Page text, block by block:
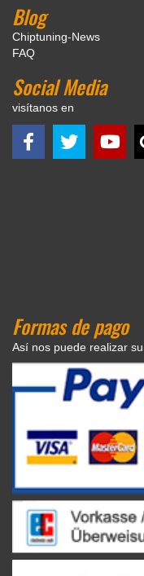
Blog
Chiptuning-News
FAQ
Social Media
visítanos en
Formas de pago
Así nos puede realizar su